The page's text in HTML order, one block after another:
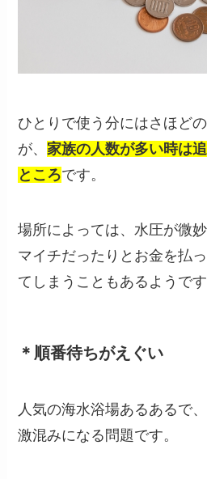
ひとりで使う分にはさほど
が、家族の人数が多い時は
ところです。
場所によっては、水圧が微
マイチだったりとお金を払
てしまうこともあるようです
＊順番待ちがえぐい
人気の海水浴場あるあるで
激混みになる問題です。